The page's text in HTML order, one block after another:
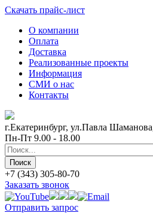
Скачать прайс-лист
О компании
Оплата
Доставка
Реализованные проекты
Информация
СМИ о нас
Контакты
г.Екатеринбург, ул.Павла
Пн-Пт 9.00 - 18.00
+7 (343) 305-80-70
Заказать звонок
Отправить запрос